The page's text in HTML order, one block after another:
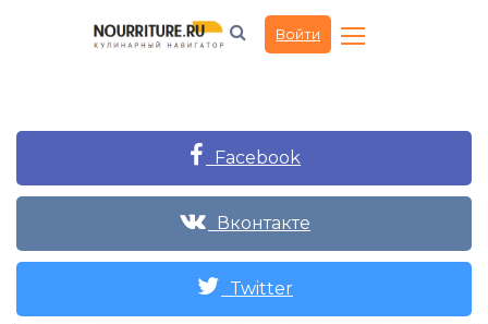
Войти
Facebook
Вконтакте
Twitter